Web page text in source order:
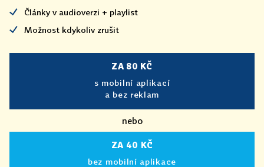
Články v audioverzi + playlist
Možnost kdykoliv zrušit
ZA 80 KČ
s mobilní aplikací
a bez reklam
nebo
ZA 40 KČ
bez mobilní aplikace